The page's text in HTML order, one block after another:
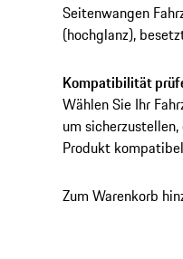
Seitenwangen
(hochglanz),
Kompatibilität
Wählen Sie Ihr
um
Produkt
Zum Warenkorb